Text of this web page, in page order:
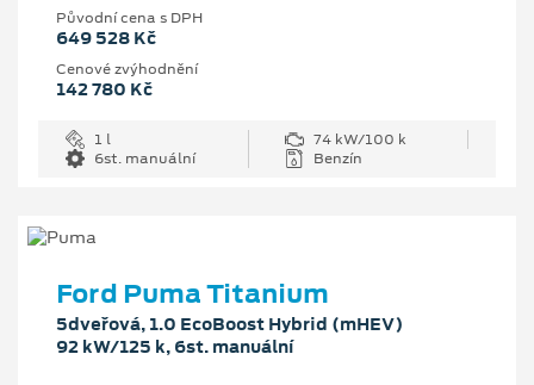
Původní cena s DPH
649 528 Kč
Cenové zvýhodnění
142 780 Kč
1 l
74 kW/100 k
6st. manuální
Benzín
Ford Puma Titanium
5dveřová, 1.0 EcoBoost Hybrid (mHEV)
92 kW/125 k, 6st. manuální